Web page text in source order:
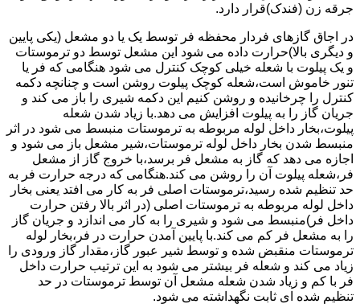
جرقه زن (فندک)قرار دارد.
در اجاق گازهای فردار محفظه فر توسط یک یا دو مشعل (یکی پایین
و دیگری بالا)حرارت داده می شود این مشعل توسط دو ترموستات
و یک پیلوت با شعله خیلی کوچک کنترل می شود هنگامی که فر یا
تنور خاموش است،شعله کوچک پیلوت روشن است و چنانچه دکمه
کنترل را چرخانیده و روشن کنیم این دکمه شیری را باز می کند و
جریان گاز را به پیلوت افزایش می دهد.با زیاد شدن شعله
پیلوت،بخار داخل لوله مربوطه به ترموستات منبسط می شود در اثر
منبسط شدن بخار داخل لوله ترموستات،شیر مشعل باز می شود و
اجازه می دهد که گاز به مشعل فر برسد،با خروج گاز از مشعل
فر،شعله پیلوت آن را روشن می کند.هنگامی که درجه حرارت فر به
حد تنظیم شده رسید،ترموستات اصلی فر به کار می افتد یعنی بخار
داخل لوله مربوطه به ترموستات اصلی (در اثر بالا رفتن حرارت
داخل فر)منبسط می شود و شیری را به کار می اندازد و جریان گاز
را به مشعل فر کم می کند.با پایین آمدن حرارت در فر،بخار لوله
ترموستات منقبض شده و توسط شیر عبور گاز،مقدار گاز ورودی را
زیاد می کند و شعله فر بیشتر می شود به این ترتیب حرارت داخل
فر با کم و زیاد شدن شعله مشعل آن توسط ترموستات در حد
تنظیم شده ای ثابت نگهداشته می شود.